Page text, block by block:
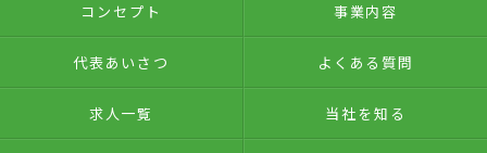
コンセプト 事業内容
代表あいさつ よくある質問
求人一覧 当社を知る